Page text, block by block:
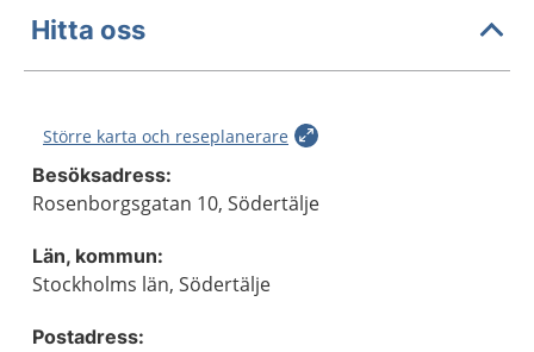
Hitta oss
Större karta och reseplanerare
Besöksadress:
Rosenborgsgatan 10, Södertälje
Län, kommun:
Stockholms län, Södertälje
Postadress: